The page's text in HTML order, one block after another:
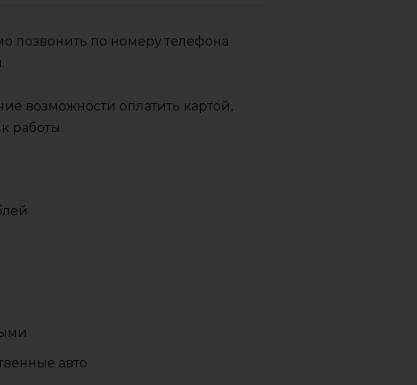
позвонить по номеру телефона
возможности оплатить картой,
работы.
авто